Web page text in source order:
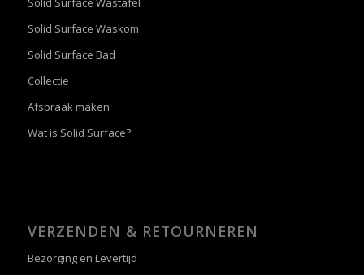
Solid Surface Waskom
Solid Surface Bad
Collectie
Afspraak maken
Wat is Solid Surface?
VERZENDEN & RETOURNEREN
Bezorging en Levertijd